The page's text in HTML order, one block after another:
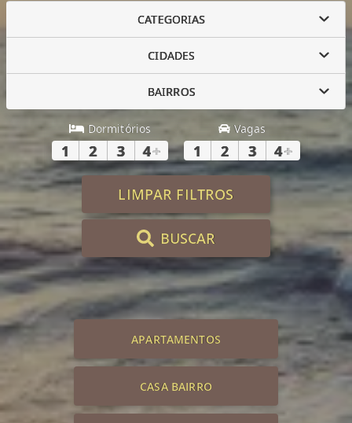
CATEGORIAS
CIDADES
BAIRROS
Dormitórios
1 2 3 4+
Vagas
1 2 3 4+
LIMPAR FILTROS
BUSCAR
APARTAMENTOS
CASA BAIRRO